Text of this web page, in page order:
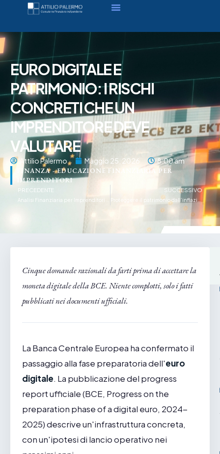
EURO DIGITALE E
PATRIMONIO: I RISCHI
CONCRETI CHE UN
IMPRENDITORE DEVE
VALUTARE
Attilio Palermo Maggio 25, 2026 8:00 am
FINANZA - EDUCAZIONE FINANZIARIA PER
IMPRENDITORI
PRECEDENTE SUCCESSIVO
Cinque domande razionali da farti prima di accettare la
moneta digitale della BCE. Niente complotti, solo i fatti
pubblicati nei documenti ufficiali.
La Banca Centrale Europea ha confermato il
passaggio alla fase preparatoria dell'euro
digitale. La pubblicazione del progress
report ufficiale (BCE, Progress on the
preparation phase of a digital euro, 2024-
2025) descrive un'infrastruttura concreta,
con un'ipotesi di lancio operativo nei